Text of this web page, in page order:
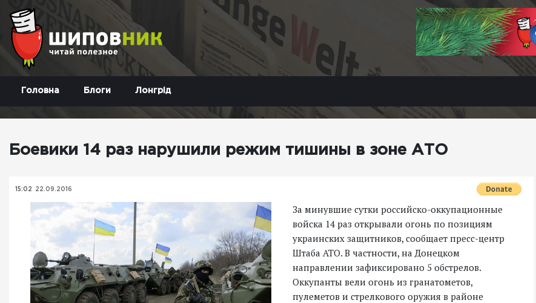
Головна Блоги Лонгрід
Боевики 14 раз нарушили режим тишины в зоне АТО
15:02 22.09.2016
За минувшие сутки российско-оккупационные
войска 14 раз открывали огонь по позициям
украинских защитников, сообщает пресс-центр
Штаба АТО. В частности, на Донецком
направлении зафиксировано 5 обстрелов.
Оккупанты вели огонь из гранатометов,
пулеметов и стрелкового оружия в районе